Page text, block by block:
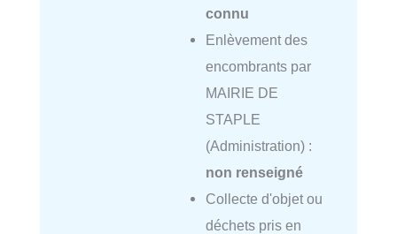
connu
Enlèvement des
encombrants par
MAIRIE DE
STAPLE
(Administration) :
non renseigné
Collecte d'objet ou
déchets pris en